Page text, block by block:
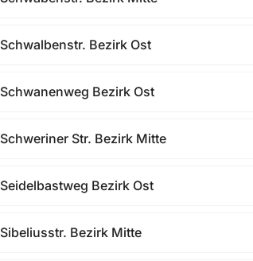
Schwalbenstr. Bezirk Ost
Schwanenweg Bezirk Ost
Schweriner Str. Bezirk Mitte
Seidelbastweg Bezirk Ost
Sibeliusstr. Bezirk Mitte